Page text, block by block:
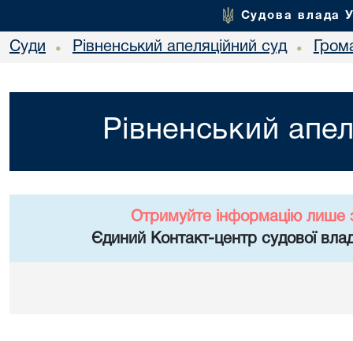
Судова влада
Суди • Рівненський апеляційний суд •
Рівненський
Отримуйте інформацію лише
Єдиний Контакт-центр судової